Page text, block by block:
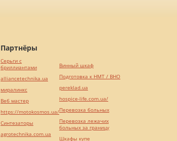
Партнёры
Серьги с
бриллиантами
alliancetechnika.ua
миралинкс
Веб мастер
https://motokosmos.ua/
Синтезаторы
agrotechnika.com.ua
Винный шкаф
Подготовка к НМТ / ВНО
pereklad.ua
hospice-life.com.ua/
Перевозка больных
Перевозка лежачих
больных за границу
Шкафы купе